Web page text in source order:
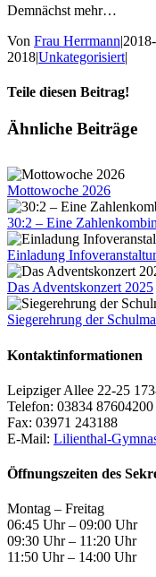
Demnächst mehr…
Von Frau Herrmann|
2018|Unkategorisiert|
Teile diesen Beitrag!
Facebook
X
Tumblr
Pinterest
E-
Ähnliche Beiträge
Mottowoche 2026
30:2 – Eine
Einladung
Das Adventskonzert 2025
Siegerehrung der
Kontaktinformationen
Leipziger Allee 22-25
Telefon: 03834 87604200
Fax: 03971 243188
E-Mail: Lilienthal-
Öffnungszeiten des
Montag – Freitag
06:45 Uhr – 09:00 Uhr
09:30 Uhr – 11:20 Uhr
11:50 Uhr – 14:00 Uhr